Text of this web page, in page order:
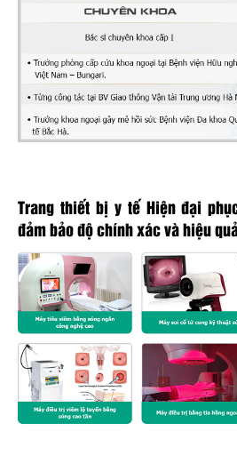
Trang thiết bị y tế Hiện đại
đảm bảo độ chính xác và hiệu